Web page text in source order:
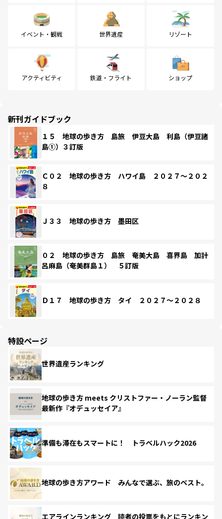
イベント・観戦 世界遺産 リゾート
アクティビティ 鉄道・フライト ショップ
新刊ガイドブック
１５ 地球の歩き方 島旅 伊豆大島 利島（伊豆諸
島①）３訂版
Ｃ０２ 地球の歩き方 ハワイ島 ２０２７～２０２
８
Ｊ３３ 地球の歩き方 墨田区
０２ 地球の歩き方 島旅 奄美大島 喜界島 加計
呂麻島（奄美群島１） ５訂版
Ｄ１７ 地球の歩き方 タイ ２０２７～２０２８
特設ページ
世界遺産ランキング
地球の歩き方 meets クリストファー・ノーラン監督
最新作『オデュッセイア』
準備も滞在もスマートに！ トラベルハック2026
地球の歩き方アワード みんなで選ぶ、旅のベスト。
エアラインランキング 読者の投票をもとにランキン